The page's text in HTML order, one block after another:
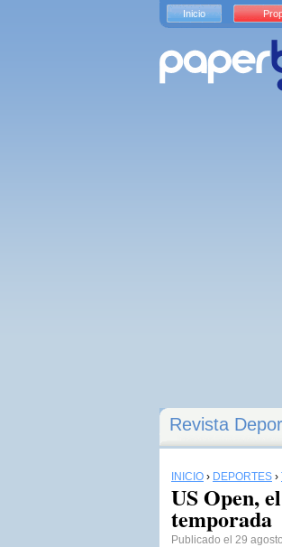
Revista
INICIO › DEPORTES ›
US Open,
temporada
Publicado el 29
Inicio